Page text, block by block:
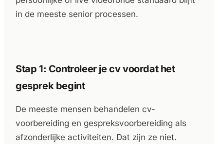
in de meeste senior processen.
Stap 1: Controleer je cv voordat het
gesprek begint
De meeste mensen behandelen cv-
voorbereiding en gespreksvoorbereiding als
afzonderlijke activiteiten. Dat zijn ze niet.